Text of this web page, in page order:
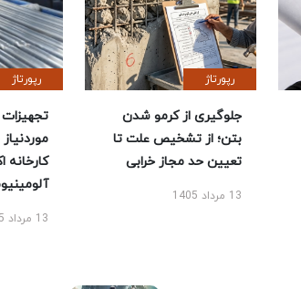
رپورتاژ
جلوگیری از کرمو شدن
بتن؛ از تشخیص علت تا
تعیین حد مجاز خرابی
13 مرداد 1405
رپورتاژ
موردنیاز
کارخانه
13 مرداد 1405